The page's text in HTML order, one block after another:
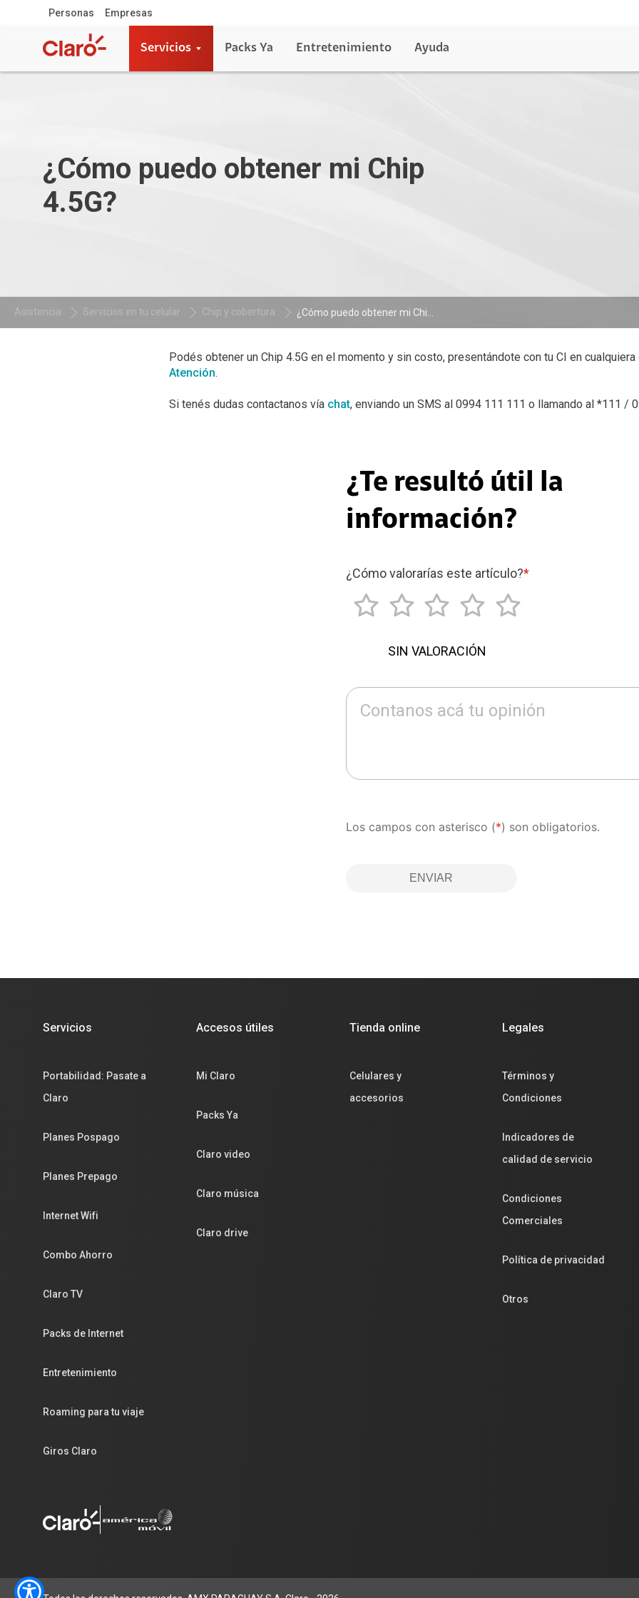
Personas Empresas
Servicios Packs Ya Entretenimiento Ayuda
¿Cómo puedo obtener mi Chip
4.5G?
Asistencia Servicios en tu celular Chip y cobertura ¿Cómo puedo obtener mi Chi...
Podés obtener un Chip 4.5G en el momento y sin costo, presentándote con tu CI en
Atención.
Si tenés dudas contactanos vía chat, enviando un SMS al 0994 111 111 o llamando al *111 /
¿Te resultó útil la
información?
¿Cómo valorarías este artículo?*
SIN VALORACIÓN
Contanos acá tu opinión
Los campos con asterisco (*) son obligatorios.
ENVIAR
Servicios
Portabilidad: Pasate a
Claro
Planes Pospago
Planes Prepago
Internet Wifi
Combo Ahorro
Claro TV
Packs de Internet
Entretenimiento
Roaming para tu viaje
Giros Claro
Accesos útiles
Mi Claro
Packs Ya
Claro video
Claro música
Claro drive
Tienda online
Celulares y
accesorios
Legales
Términos y
Condiciones
Indicadores de
calidad de servicio
Condiciones
Comerciales
Política de privacidad
Otros